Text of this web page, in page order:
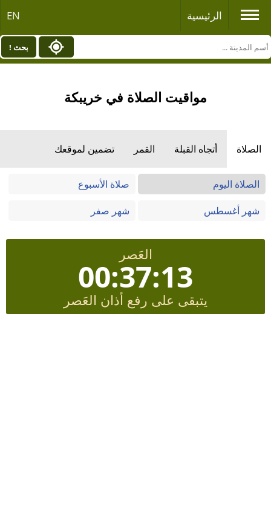
الرئيسية EN
بحث !
مواقيت الصلاة في خريبكة
الصلاة أتجاه القبلة القمر تضمين لموقعك
الصلاة اليوم
صلاة الأسبوع
شهر أغسطس
شهر صفر
العَصر
00:37:12
يتبقى على رفع أذان العَصر